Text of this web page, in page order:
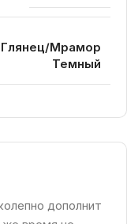
дополнит
Мрамор
Темный